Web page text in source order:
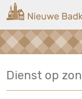
naar
inhoud
Nieuwe
Badkapel
op
Dienst op